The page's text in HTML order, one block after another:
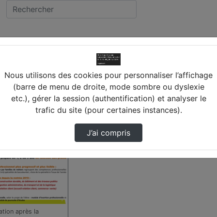
ARISTIDE
après la
Nous utilisons des cookies pour personnaliser l’affichage
(barre de menu de droite, mode sombre ou dyslexie
etc.), gérer la session (authentification) et analyser le
trafic du site (pour certaines instances).
J’ai compris